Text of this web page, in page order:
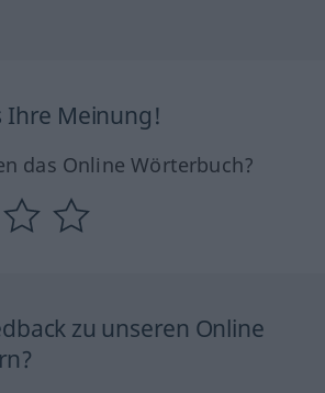
Ihre Meinung!
das Online Wörterbuch?
zu unseren Online